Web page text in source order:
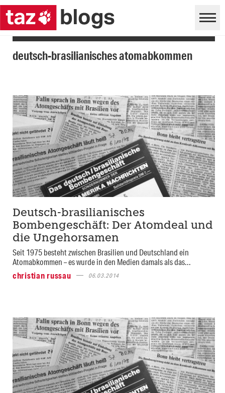
deutsch-brasilianisches atomabkommen
Deutsch-brasilianisches
Bombengeschäft: Der Atomdeal und
die Ungehorsamen
Seit 1975 besteht zwischen Brasilien und Deutschland ein
Atomabkommen – es wurde in den Medien damals als das...
christian russau
06.03.2014